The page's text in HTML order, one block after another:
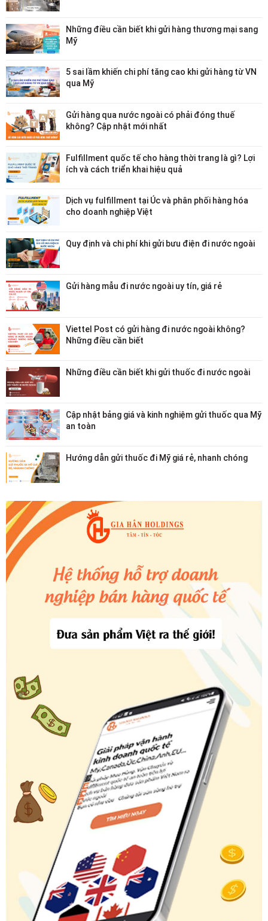
Những điều cần biết khi gửi hàng thương mại sang
Mỹ
5 sai lầm khiến chi phí tăng cao khi gửi hàng từ VN
qua Mỹ
Gửi hàng qua nước ngoài có phải đóng thuế
không? Cập nhật mới nhất
Fulfillment quốc tế cho hàng thời trang là gì? Lợi
ích và cách triển khai hiệu quả
Dịch vụ fulfillment tại Úc và phân phối hàng hóa
cho doanh nghiệp Việt
Quy định và chi phí khi gửi bưu điện đi nước ngoài
Gửi hàng mẫu đi nước ngoài uy tín, giá rẻ
Viettel Post có gửi hàng đi nước ngoài không?
Những điều cần biết
Những điều cần biết khi gửi thuốc đi nước ngoài
Cập nhật bảng giá và kinh nghiệm gửi thuốc qua Mỹ
an toàn
Hướng dẫn gửi thuốc đi Mỹ giá rẻ, nhanh chóng